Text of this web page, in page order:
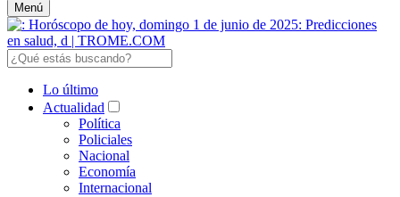
Menú
Lo último
Actualidad
Política
Policiales
Nacional
Economía
Internacional